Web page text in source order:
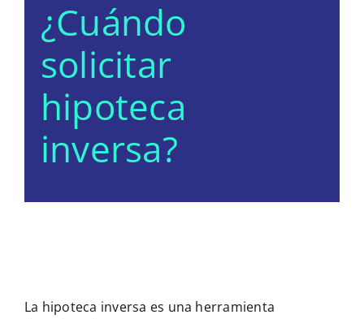
¿Cuándo
solicitar
hipoteca
inversa?
La hipoteca inversa es una herramienta